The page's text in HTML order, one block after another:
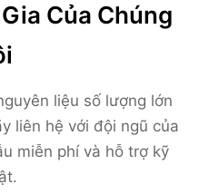
Của Chúng
liệu số lượng lớn
liên hệ với đội ngũ của
miễn phí và hỗ trợ kỹ